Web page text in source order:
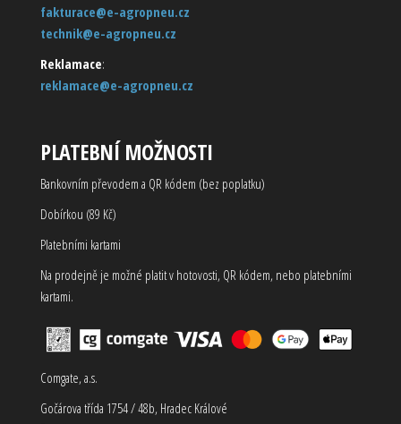
fakturace@e-agropneu.cz
technik@e-agropneu.cz
Reklamace:
reklamace@e-agropneu.cz
PLATEBNÍ MOŽNOSTI
Bankovním převodem a QR kódem (bez poplatku)
Dobírkou (89 Kč)
Platebními kartami
Na prodejně je možné platit v hotovosti, QR kódem, nebo platebními
kartami.
Comgate, a.s.
Gočárova třída 1754 / 48b, Hradec Králové